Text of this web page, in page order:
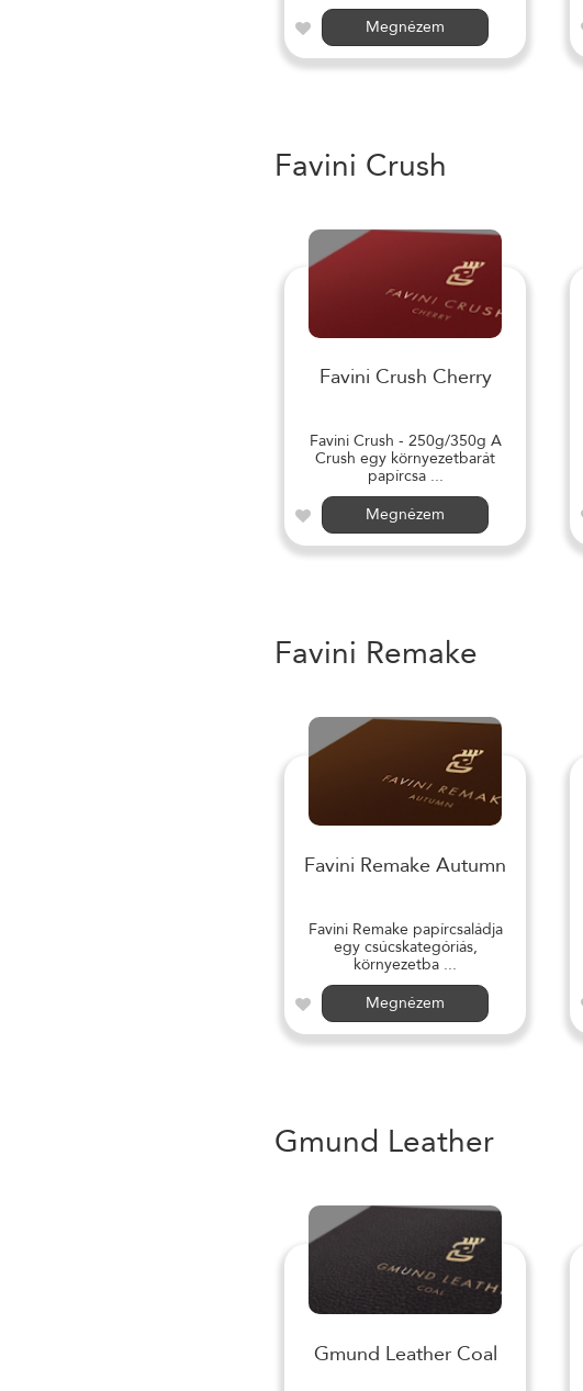
Megnézem
Favini Crush
Favini Crush Cherry
Favini Crush - 250g/350g A
Crush egy környezetbarát
papírcsa ...
Megnézem
Favini Remake
Favini Remake Autumn
Favini Remake papírcsaládja
egy csúcskategóriás,
környezetba ...
Megnézem
Gmund Leather
Gmund Leather Coal